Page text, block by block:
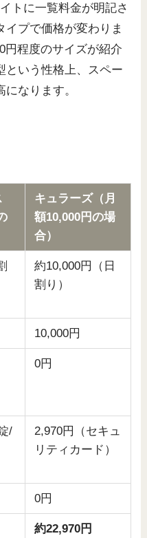
トに一覧料金が明記さ
イプで価格が変わりま
円程度のサイズが紹介
という性格上、スペー
なります。
キュラーズ（月
額10,000円の場
合）
約10,000円（日
割り）
10,000円
0円
/
2,970円（セキュ
リティカード）
0円
約22,970円